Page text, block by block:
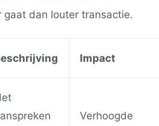
dan louter transactie.
Impact
Verhoogde